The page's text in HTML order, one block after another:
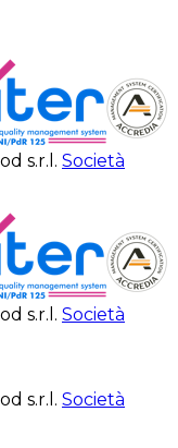
s.r.l. Società
s.r.l. Società
s.r.l. Società